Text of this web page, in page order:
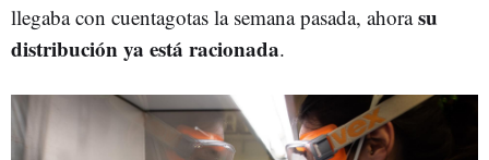
llegaba con cuentagotas la semana pasada, ahorasu
distribución ya está racionada.